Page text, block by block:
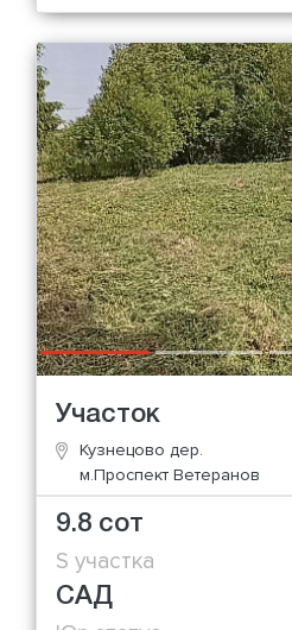
Участок
Кузнецово дер.
м.Проспект Ветеранов
9.8 сот
S участка
САД